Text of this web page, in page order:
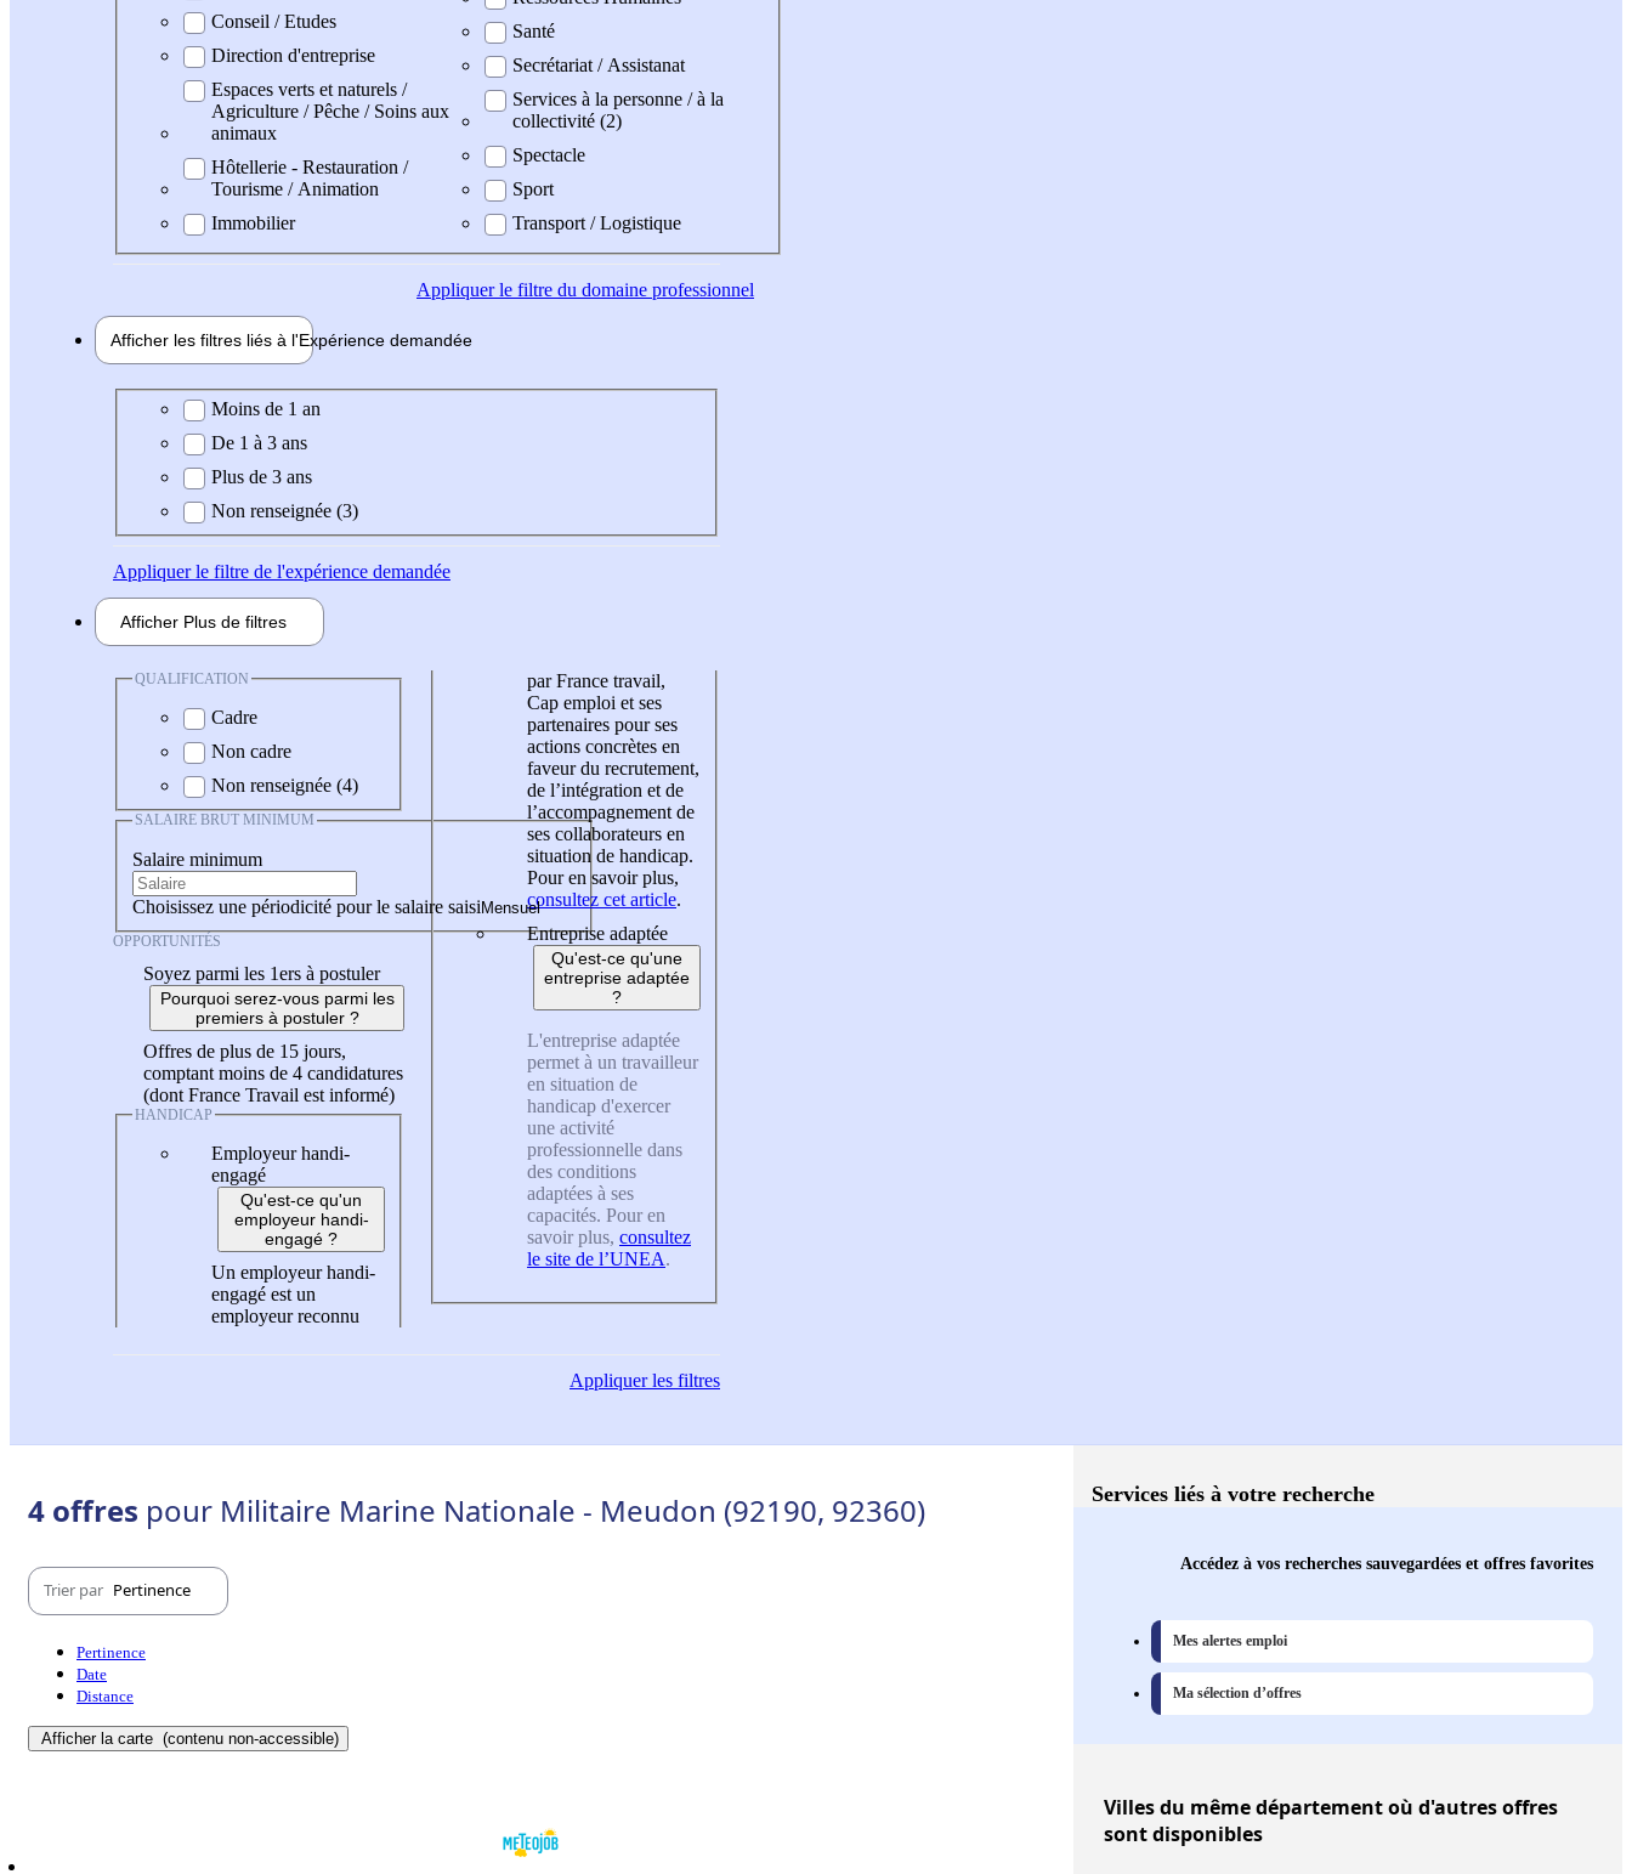
Conseil / Etudes
Direction d'entreprise
Espaces verts et naturels /
Agriculture / Pêche / Soins aux
animaux
Hôtellerie - Restauration /
Tourisme / Animation
Immobilier
Santé
Secrétariat / Assistanat
Services à la personne / à la
collectivité (2)
Spectacle
Sport
Transport / Logistique
Appliquerle filtre du domaine professionnel
Afficher les filtres liés à l'Expérience demandée
Expérience demandée
Moins de 1 an
De 1 à 3 ans
Plus de 3 ans
Non renseignée (3)
Appliquerle filtre de l'expérience demandée
Afficher Plus de filtres
QUALIFICATION
Cadre
Non cadre
Non renseignée (4)
SALAIRE BRUT MINIMUM
Salaire minimum
Choisissez une périodicité pour le salaire saisi
OPPORTUNITÉS
Soyez parmi les 1ers à postuler
Pourquoi serez-vous parmi les
premiers à postuler ?
Offres de plus de 15 jours,
comptant moins de 4 candidatures
(dont France Travail est informé)
HANDICAP
Employeur handi-
engagé
Qu'est-ce qu'un
employeur handi-
engagé ?
Un employeur handi-
engagé est un
employeur reconnu
par France travail,
Cap emploi et ses
partenaires pour ses
actions concrètes en
faveur du recrutement,
de l’intégration et de
l’accompagnement de
ses collaborateurs en
situation de handicap.
Pour en savoir plus,
consultez cet article.
Entreprise adaptée
Qu'est-ce qu'une
entreprise adaptée
?
L'entreprise adaptée
permet à un travailleur
en situation de
handicap d'exercer
une activité
professionnelle dans
des conditions
adaptées à ses
capacités. Pour en
savoir plus, consultez
le site de l’UNEA.
Appliquerles filtres
4 offres pour Militaire Marine Nationale - Meudon (92190, 92360)
Trier par Pertinence
Pertinence
Date
Distance
Afficher la carte (contenu non-accessible)
Services liés à votre recherche
Accédez à vos recherches sauvegardées et offres favorites
Mes alertes emploi
Ma sélection d’offres
Villesdu même département où d'autres offres
sont disponibles